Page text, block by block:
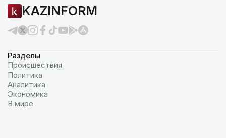
KAZINFORM
Разделы
Происшествия
Политика
Аналитика
Экономика
В мире